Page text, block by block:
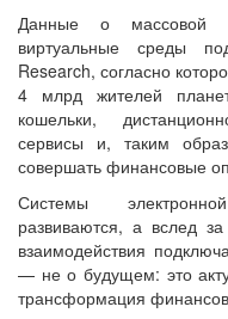
Данные о массовой
виртуальные среды
Research, согласно
4 млрд жителей
кошельки,
сервисы и, таким
совершать финансовые
Системы
развиваются, а вслед
взаимодействия
— не о будущем: это
трансформация